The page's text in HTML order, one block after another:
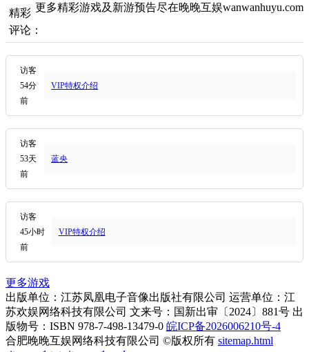
更多精彩游戏及新游预告尽在晚晚互娱wanwanhuyu.com
精彩
评论：
访客
54分
前
VIP特权介绍
访客
53天
前
蓝央
访客
45小时
前
VIP特权介绍
更多游戏
出版单位：江苏凤凰电子音像出版社有限公司 运营单位：江
苏欢娱网络科技有限公司 文来号：国新出审〔2024〕881号 出
版物号：ISBN 978-7-498-13479-0 皖ICP备2026006210号-4
合肥晚晚互娱网络科技有限公司 ©版权所有 sitemap.html